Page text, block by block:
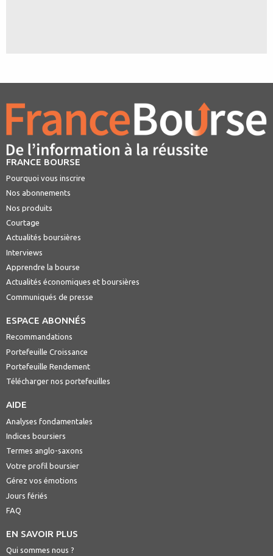
FRANCE BOURSE
Pourquoi vous inscrire
Nos abonnements
Nos produits
Courtage
Actualités boursières
Interviews
Apprendre la bourse
Actualités économiques et boursières
Communiqués de presse
ESPACE ABONNÉS
Recommandations
Portefeuille Croissance
Portefeuille Rendement
Télécharger nos portefeuilles
AIDE
Analyses fondamentales
Indices boursiers
Termes anglo-saxons
Votre profil boursier
Gérez vos émotions
Jours fériés
FAQ
EN SAVOIR PLUS
Qui sommes nous ?